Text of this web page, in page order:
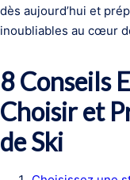
dès aujourd’hui et
inoubliables au cœur
8 Conseils
Choisir et
de Ski